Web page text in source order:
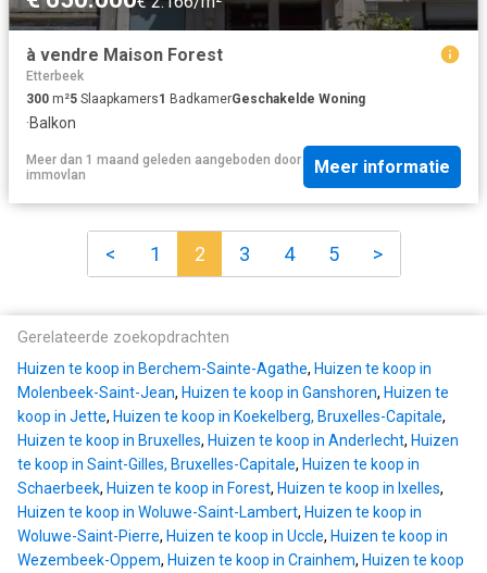
à vendre Maison Forest
Etterbeek
300 m²5 Slaapkamers1 BadkamerGeschakelde Woning
·Balkon
Meer dan 1 maand geleden aangeboden door
immovlan
Meer informatie
< 1 2 3 4 5 >
Gerelateerde zoekopdrachten
Huizen te koop in Berchem-Sainte-Agathe, Huizen te koop in
Molenbeek-Saint-Jean, Huizen te koop in Ganshoren, Huizen te
koop in Jette, Huizen te koop in Koekelberg, Bruxelles-Capitale,
Huizen te koop in Bruxelles, Huizen te koop in Anderlecht, Huizen
te koop in Saint-Gilles, Bruxelles-Capitale, Huizen te koop in
Schaerbeek, Huizen te koop in Forest, Huizen te koop in Ixelles,
Huizen te koop in Woluwe-Saint-Lambert, Huizen te koop in
Woluwe-Saint-Pierre, Huizen te koop in Uccle, Huizen te koop in
Wezembeek-Oppem, Huizen te koop in Crainhem, Huizen te koop